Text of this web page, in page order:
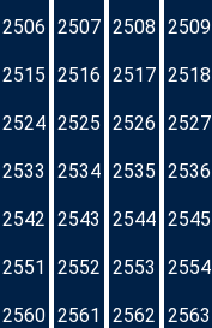
2506 2507 2508 2509
2515 2516 2517 2518
2524 2525 2526 2527
2533 2534 2535 2536
2542 2543 2544 2545
2551 2552 2553 2554
2560 2561 2562 2563